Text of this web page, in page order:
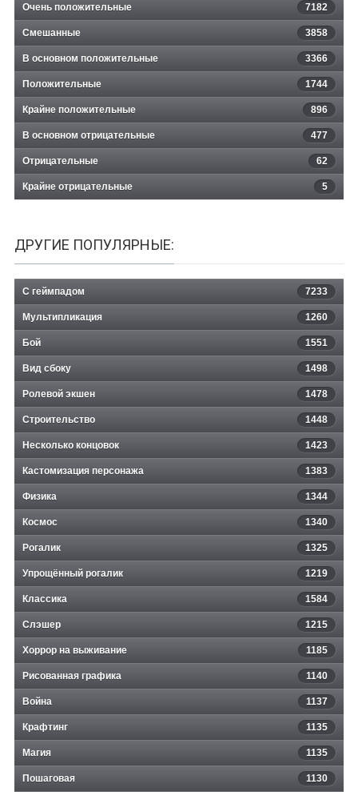
Очень положительные 7182
Смешанные 3858
В основном положительные 3366
Положительные 1744
Крайне положительные 896
В основном отрицательные 477
Отрицательные 62
Крайне отрицательные 5
ДРУГИЕ ПОПУЛЯРНЫЕ:
С геймпадом 7233
Мультипликация 1260
Бой 1551
Вид сбоку 1498
Ролевой экшен 1478
Строительство 1448
Несколько концовок 1423
Кастомизация персонажа 1383
Физика 1344
Космос 1340
Рогалик 1325
Упрощённый рогалик 1219
Классика 1584
Слэшер 1215
Хоррор на выживание 1185
Рисованная графика 1140
Война 1137
Крафтинг 1135
Магия 1135
Пошаговая 1130